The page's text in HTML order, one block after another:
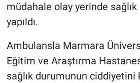
müdahale olay yerinde
yapıldı.
Ambulansla Marmara
Eğitim ve Araştırma
sağlık durumunun ciddiyetini
İlan
Kimdir
Koronavirüs